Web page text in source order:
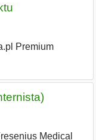
Premium
Medical